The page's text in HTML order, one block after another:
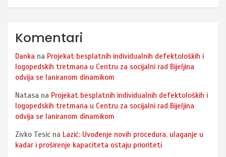
Komentari
Danka na Projekat besplatnih individualnih defektoloških i
logopedskih tretmana u Centru za socijalni rad Bijeljina
odvija se laniranom dinamikom
Natasa na Projekat besplatnih individualnih defektoloških i
logopedskih tretmana u Centru za socijalni rad Bijeljina
odvija se laniranom dinamikom
Zivko Tesic na Lazić: Uvođenje novih procedura, ulaganje u
kadar i proširenje kapaciteta ostaju prioriteti